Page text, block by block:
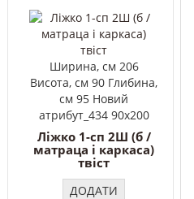
Ширина, см 206
Висота, см 90 Глибина,
см 95 Новий
атрибут_434 90x200
Ліжко 1-сп 2Ш (б /
матраца і каркаса)
твіст
ДОДАТИ